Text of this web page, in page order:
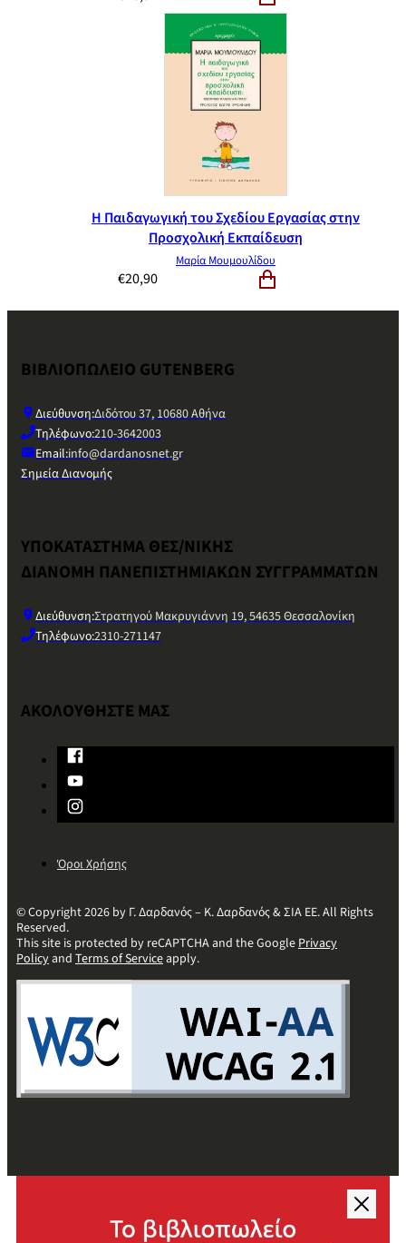
Η Παιδαγωγική του Σχεδίου Εργασίας στην
Προσχολική Εκπαίδευση
Μαρία Μουμουλίδου
€20,90
ΒΙΒΛΙΟΠΩΛΕΙΟ GUTENBERG
Διεύθυνση:Διδότου 37, 10680 Αθήνα
Τηλέφωνο:210-3642003
Email:info@dardanosnet.gr
Σημεία Διανομής
ΥΠΟΚΑΤΑΣΤΗΜΑ ΘΕΣ/ΝΙΚΗΣ
ΔΙΑΝΟΜΗ ΠΑΝΕΠΙΣΤΗΜΙΑΚΩΝ ΣΥΓΓΡΑΜΜΑΤΩΝ
Διεύθυνση:Στρατηγού Μακρυγιάννη 19, 54635 Θεσσαλονίκη
Τηλέφωνο:2310-271147
ΑΚΟΛΟΥΘΗΣΤΕ ΜΑΣ
Όροι Χρήσης
© Copyright 2026 by Γ. Δαρδανός – Κ. Δαρδανός & ΣΙΑ ΕΕ. All Rights
Reserved.
This site is protected by reCAPTCHA and the GooglePrivacy
Policyand Terms of Serviceapply.